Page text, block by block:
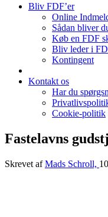
Bliv FDF’er
Online
Sådan bliver
Køb en FDF
Bliv leder i
Kontingent
Kontakt os
Har du
Cookie-politik
Fastelavns
Skrevet afMads Schroll,